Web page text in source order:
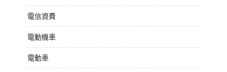
電信資費
電動機車
電動車